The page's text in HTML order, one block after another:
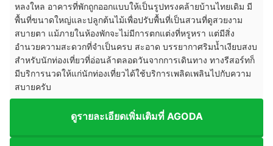
หลงใหล อาคารที่พักถูกออกแบบให้เป็นรูปทรงคล้ายบ้านไทยเดิม มี
พื้นที่ขนาดใหญ่และปลูกต้นไม้เพื่อปรับพื้นที่เป็นสวนที่ดูสวยงาม
สบายตา แม้ภายในห้องพักจะไม่มีการตกแต่งที่หรูหรา แต่มีสิ่ง
อำนวยความสะดวกที่จำเป็นครบ สะอาด บรรยากาศริมน้ำเงียบสงบ
สำหรับนักท่องเที่ยวที่อ่อนล้าตลอดวันจากการเดินทาง ทางรีสอร์ทก็
มีบริการนวดให้แก่นักท่องเที่ยวได้ใช้บริการเพลิดเพลินไปกับความ
สบายครับ
ดูรายละเอียดเพิ่มเติมที่ AGODA